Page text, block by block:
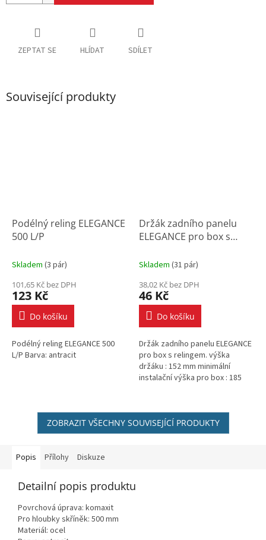
ZEPTAT SE HLÍDAT SDÍLET
Související produkty
Podélný reling ELEGANCE
500 L/P
Skladem (3 pár)
101,65 Kč bez DPH
123 Kč
Do košíku
Podélný reling ELEGANCE 500
L/P Barva: antracit
Držák zadního panelu
ELEGANCE pro box s
Skladem (31 pár)
38,02 Kč bez DPH
46 Kč
Do košíku
Držák zadního panelu ELEGANCE
pro box s relingem. výška
držáku : 152 mm minimální
instalační výška pro box : 185
ZOBRAZIT VŠECHNY SOUVISEJÍCÍ PRODUKTY
Popis Přílohy Diskuze
Detailní popis produktu
Povrchová úprava: komaxit
Pro hloubky skříněk: 500 mm
Materiál: ocel